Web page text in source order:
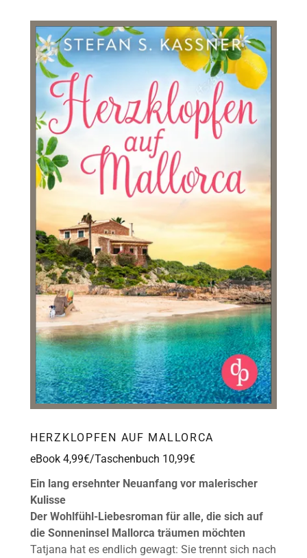
HERZKLOPFEN AUF MALLORCA
eBook 4,99€/Taschenbuch 10,99€
Ein lang ersehnter Neuanfang vor malerischer
Kulisse
Der Wohlfühl-Liebesroman für alle, die sich auf
die Sonneninsel Mallorca träumen möchten
Tatjana hat es endlich gewagt: Sie trennt sich nach